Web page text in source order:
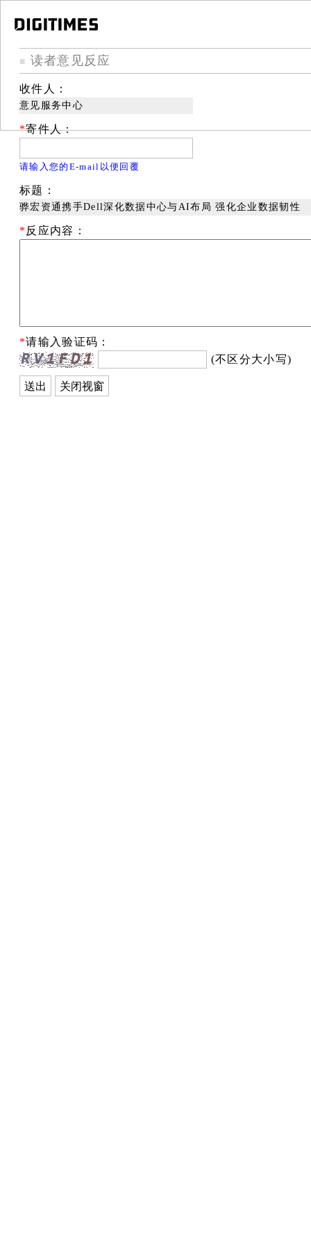
■ 读者意见反应
收件人：
意见服务中心
*寄件人：
请输入您的E-mail以便回覆
标题：
骅宏资通携手Dell深化数据中心与AI布局 强化企业数据韧性
* 反应内容：
*请输入验证码：
(不区分大小写)